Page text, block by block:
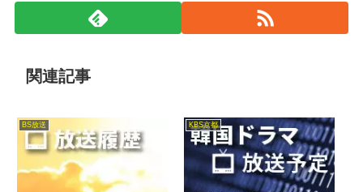
関連記事
BS放送 KBS京都